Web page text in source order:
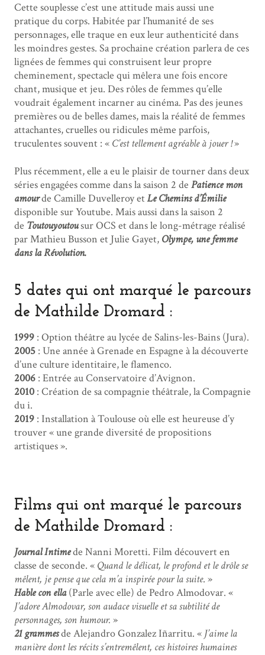
Cette souplesse c’est une attitude mais aussi une
pratique du corps. Habitée par l’humanité de ses
personnages, elle traque en eux leur authenticité dans
les moindres gestes. Sa prochaine création parlera de ces
lignées de femmes qui construisent leur propre
cheminement, spectacle qui mêlera une fois encore
chant, musique et jeu. Des rôles de femmes qu’elle
voudrait également incarner au cinéma. Pas des jeunes
premières ou de belles dames, mais la réalité de femmes
attachantes, cruelles ou ridicules même parfois,
truculentes souvent : « C’est tellement agréable à jouer !»
Plus récemment, elle a eu le plaisir de tourner dans deux
séries engagées comme dans la saison 2 de Patience mon
amourde Camille Duvelleroy etLe Chemins d’Émilie
disponible sur Youtube. Mais aussi dans la saison 2
de Toutouyoutousur OCS et dans le long-métrage réalisé
par Mathieu Busson et Julie Gayet, Olympe, une femme
dans la Révolution.
5 dates qui ont marqué le parcours
de Mathilde Dromard :
1999: Option théâtre au lycée de Salins-les-Bains (Jura).
2005: Une année à Grenade en Espagne à la découverte
d’une culture identitaire, le flamenco.
2006: Entrée au Conservatoire d’Avignon.
2010: Création de sa compagnie théâtrale, la Compagnie
du i.
2019: Installation à Toulouse où elle est heureuse d’y
trouver « une grande diversité de propositions
artistiques ».
Films qui ont marqué le parcours
de Mathilde Dromard :
Journal Intimede Nanni Moretti. Film découvert en
classe de seconde. «Quand le délicat, le profond et le drôle se
mêlent, je pense que cela m’a inspirée pour la suite. »
Hable con ella(Parle avec elle) de Pedro Almodovar. «
J’adore Almodovar, son audace visuelle et sa subtilité de
personnages, son humour. »
21 grammesde Alejandro Gonzalez Iñarritu. « J’aime la
manière dont les récits s’entremêlent, ces histoires humaines